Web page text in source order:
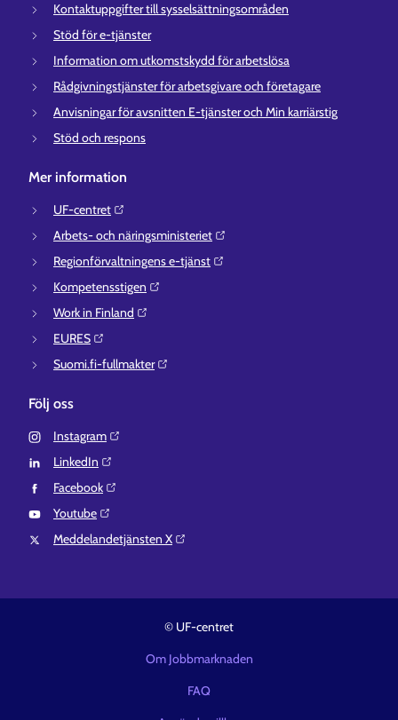
Kontaktuppgifter till sysselsättningsområden
Stöd för e-tjänster
Information om utkomstskydd för arbetslösa
Rådgivningstjänster för arbetsgivare och företagare
Anvisningar för avsnitten E-tjänster och Min karriärstig
Stöd och respons
Mer information
UF-centret⁠
Arbets- och näringsministeriet⁠
Regionförvaltningens e-tjänst⁠
Kompetensstigen⁠
Work in Finland⁠
EURES⁠
Suomi.fi-fullmakter⁠
Följ oss
Instagram⁠
LinkedIn⁠
Facebook⁠
Youtube⁠
Meddelandetjänsten X⁠
© UF-centret
Om Jobbmarknaden
FAQ